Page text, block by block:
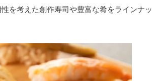
を考えた創作寿司や豊富な肴をラインナッ